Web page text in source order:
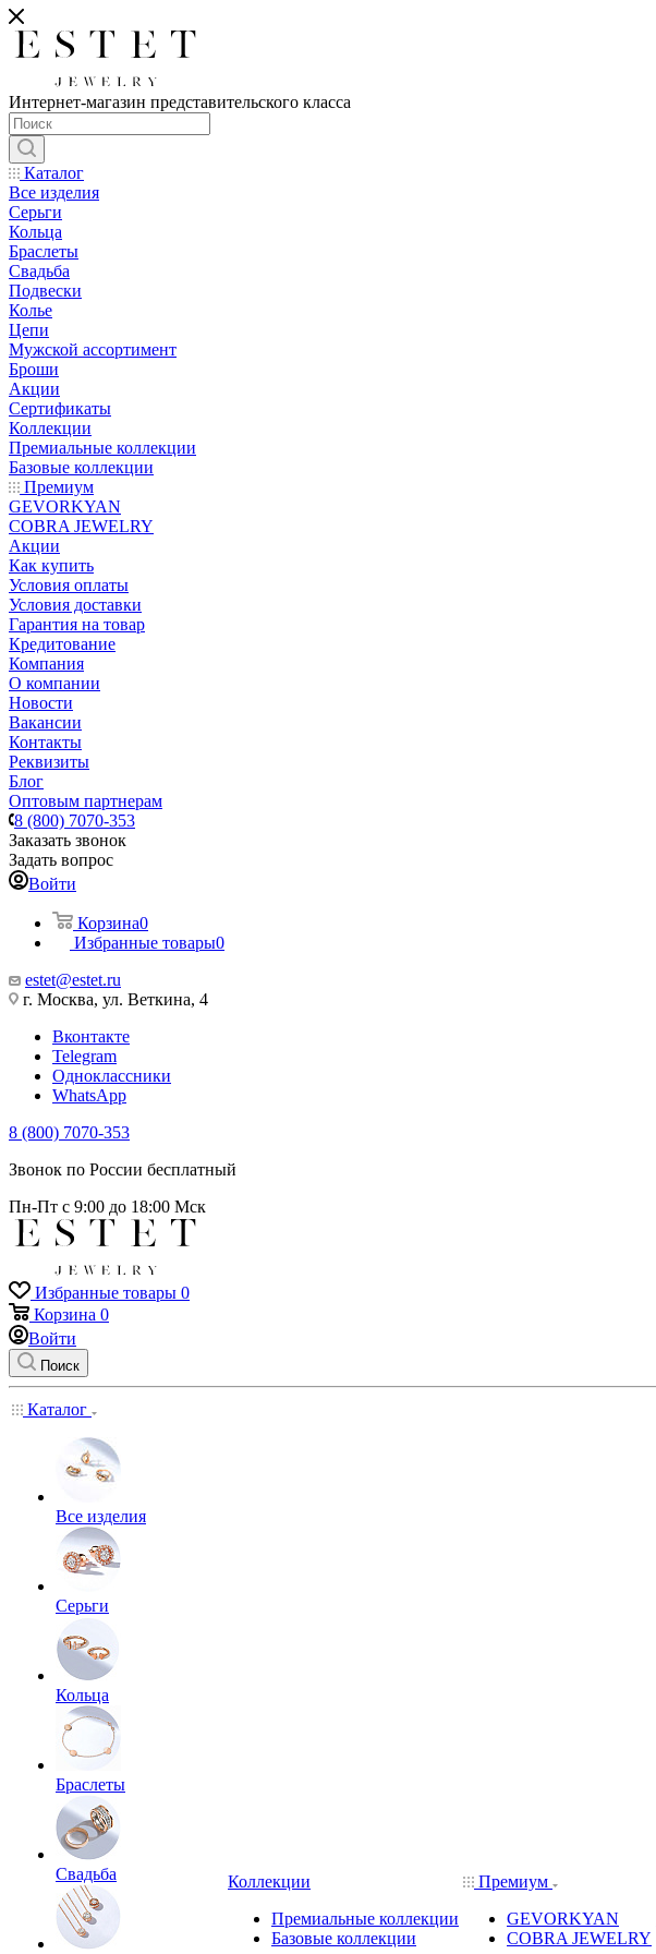
Интернет-магазин представительского класса
Каталог
Все изделия
Серьги
Кольца
Браслеты
Свадьба
Подвески
Колье
Цепи
Мужской ассортимент
Броши
Акции
Сертификаты
Коллекции
Премиальные коллекции
Базовые коллекции
Премиум
GEVORKYAN
COBRA JEWELRY
Акции
Как купить
Условия оплаты
Условия доставки
Гарантия на товар
Кредитование
Компания
О компании
Новости
Вакансии
Контакты
Реквизиты
Блог
Оптовым партнерам
8 (800) 7070-353
Заказать звонок
Задать вопрос
Войти
Корзина0
Избранные товары0
estet@estet.ru
г. Москва, ул. Веткина, 4
Вконтакте
Telegram
Одноклассники
WhatsApp
8 (800) 7070-353
Звонок по России бесплатный
Пн-Пт с 9:00 до 18:00 Мск
Избранные товары 0
Корзина 0
Войти
Поиск
Каталог
Все изделия
Серьги
Кольца
Браслеты
Свадьба
Коллекции
Премиальные коллекции
Базовые коллекции
Премиум
GEVORKYAN
COBRA JEWELRY